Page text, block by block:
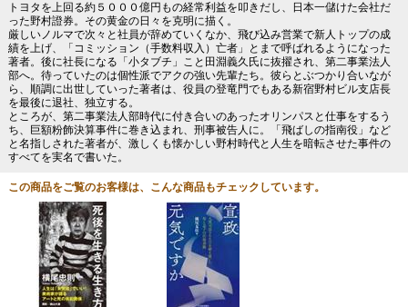
トヨタを上回る約５０００億円もの経常利益を叩きだし、日本一儲けた会社だ
った野村證券。その黄金の日々を克明に描く。
厳しいノルマで次々と社員が辞めていくなか、飛び込み営業で新人トップの成
績を上げ、「コミッション（手数料収入）亡者」とまで呼ばれるようになった
著者。後に社長になる「小タブチ」こと田淵義久氏に抜擢され、第二事業法人
部へ。待っていたのは個性派でアクの強い先輩たち。彼らとぶつかり合いなが
ら、順調に出世していった著者は、役員の登竜門でもある新宿野村ビル支店長
を最後に退社、独立する。
ところが、第二事業法人部時代に付き合いのあったオリンパスと仕事をするう
ち、巨額粉飾決算事件に巻き込まれ、刑事被告人に。「飛ばしの指南役」など
と名指しされた著者が、激しくも懐かしい野村時代と人生を暗転させた事件の
すべてを実名で書いた。
この商品をご覧のお客様は、こんな商品もチェックしています。